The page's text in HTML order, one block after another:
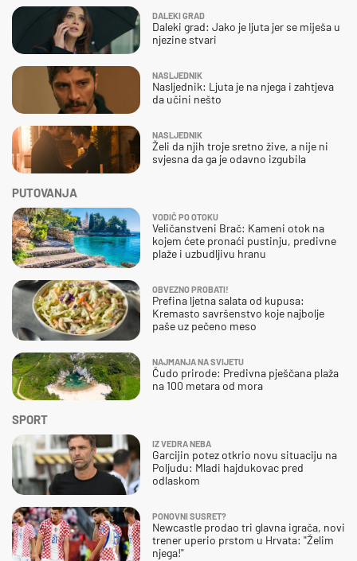
SPORT
IZ VEDRA NEBA
Garcijin potez otkrio novu situaciju na
Poljudu: Mladi hajdukovac pred
odlaskom
PONOVNI SUSRET?
Newcastle prodao tri glavna igrača, novi
trener uperio prstom u Hrvata: "Želim
njega!"
DALEKI GRAD
Daleki grad: Jako je ljuta jer se miješa u
njezine stvari
NASLJEDNIK
Nasljednik: Ljuta je na njega i zahtjeva
da učini nešto
NASLJEDNIK
Želi da njih troje sretno žive, a nije ni
svjesna da ga je odavno izgubila
PUTOVANJA
VODIČ PO OTOKU
Veličanstveni Brač: Kameni otok na
kojem ćete pronaći pustinju, predivne
plaže i uzbudljivu hranu
OBVEZNO PROBATI!
Prefina ljetna salata od kupusa:
Kremasto savršenstvo koje najbolje
paše uz pečeno meso
NAJMANJA NA SVIJETU
Čudo prirode: Predivna pješčana plaža
na 100 metara od mora